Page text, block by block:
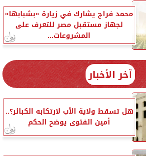
محمد فراج يشارك في زيارة «بشبابها»
لجهاز مستقبل مصر للتعرف على
المشروعات...
آخر الأخبار
هل تسقط ولاية الأب لارتكابه الكبائر؟..
أمين الفتوى يوضح الحكم